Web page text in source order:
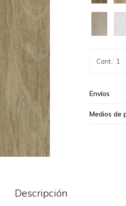
1
Envíos
Medios de
Descripción